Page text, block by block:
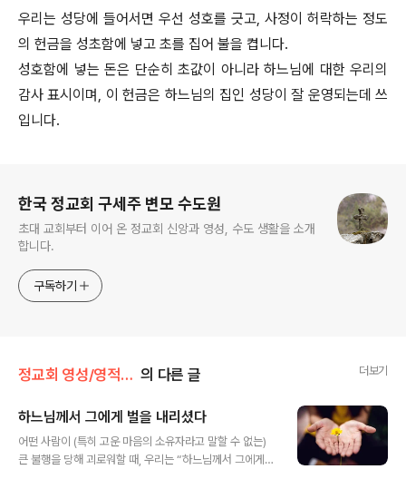
우리는 성당에 들어서면 우선 성호를 긋고, 사정이 허락하는 정도
의 헌금을 성초함에 넣고 초를 집어 불을 켭니다.
성호함에 넣는 돈은 단순히 초값이 아니라 하느님에 대한 우리의
감사 표시이며, 이 헌금은 하느님의 집인 성당이 잘 운영되는데 쓰
입니다.
한국 정교회 구세주 변모 수도원
초대 교회부터 이어 온 정교회 신앙과 영성, 수도 생활을 소개
합니다.
구독하기
정교회 영성/영적 아버지에게 듣다 의 다른 글 더보기
하느님께서 그에게 벌을 내리셨다
어떤 사람이 (특히 고운 마음의 소유자라고 말할 수 없는)
큰 불행을 당해 괴로워할 때, 우리는 “하느님께서 그에게